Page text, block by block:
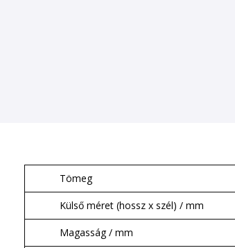
Tömeg
Külső méret (hossz x szél) / mm
Magasság / mm